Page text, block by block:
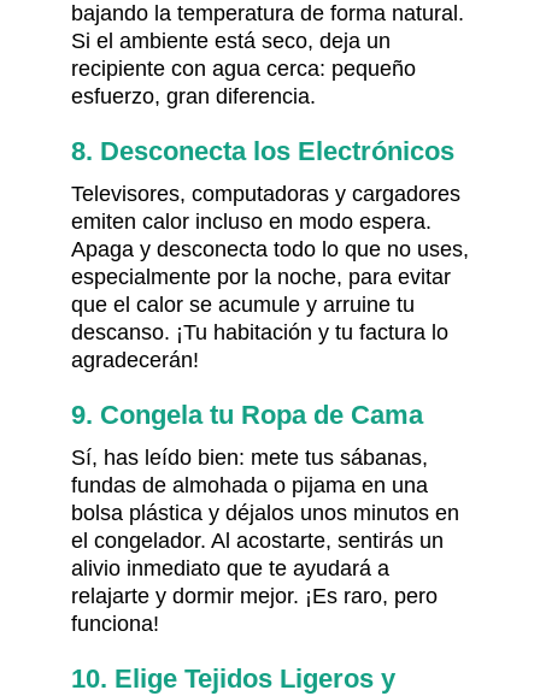
bajando la temperatura de forma natural.
Si el ambiente está seco, deja un
recipiente con agua cerca: pequeño
esfuerzo, gran diferencia.
8. Desconecta los Electrónicos
Televisores, computadoras y cargadores
emiten calor incluso en modo espera.
Apaga y desconecta todo lo que no uses,
especialmente por la noche, para evitar
que el calor se acumule y arruine tu
descanso. ¡Tu habitación y tu factura lo
agradecerán!
9. Congela tu Ropa de Cama
Sí, has leído bien: mete tus sábanas,
fundas de almohada o pijama en una
bolsa plástica y déjalos unos minutos en
el congelador. Al acostarte, sentirás un
alivio inmediato que te ayudará a
relajarte y dormir mejor. ¡Es raro, pero
funciona!
10. Elige Tejidos Ligeros y